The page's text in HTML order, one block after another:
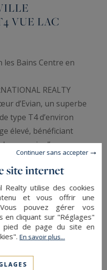
VUE LAC
les Bains Centre en
REALTY
d’Evian, un superbe
type T4 d’environ
élevé, bénéficiant
au sein d’une
d’une cuisine
plein sud, d’un
un balcon avec vue
une suite parentale
une autre avec
ainsi que de toilettes
ce bien.
site internet
Realty utilise des cookies
et vous offrir une
pouvez gérer vos
en cliquant sur "Réglages"
de page du site en
En savoir plus...
Continuer sans accepter